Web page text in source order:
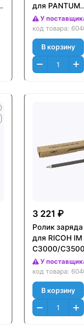
для PANTUM
M6700/
(CET),
У
код товара:
В корзину
3 221 ₽
Ролик
для RICOH IM
C3000/
C3004/C4504
300000 стр.,
У
код товара:
В корзину